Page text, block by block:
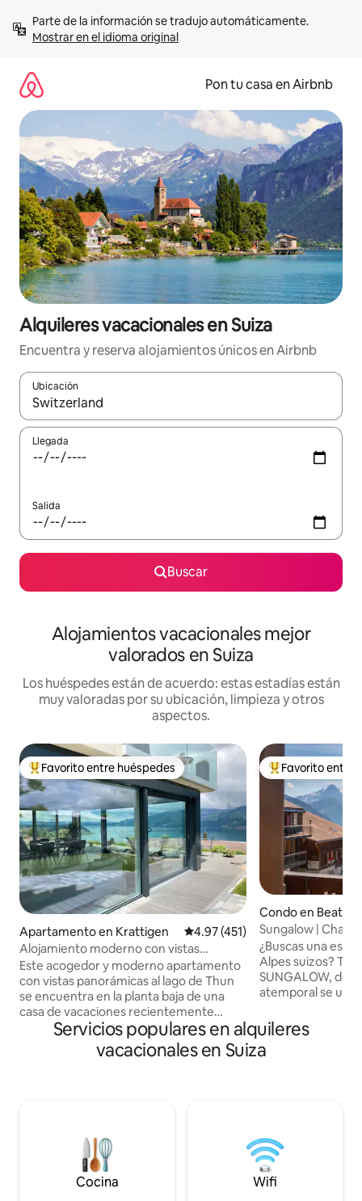
contenidoMostrar en el idioma original
Pon tu casa en Airbnb
Alquileres vacacionales en Suiza
Encuentra y reserva alojamientos únicos en Airbnb
Ubicación
Cuando los resultados estén disponibles, navega con las
Llegada
Salida
Buscar
Alojamientos vacacionales mejor
valorados en Suiza
Los huéspedes están de acuerdo: estas estadías están
muy valoradas por su ubicación, limpieza y otros
aspectos.
Favorito entre huéspedes preferido
Favorito entre huéspedes
Apartamento en Krattigen Calificación promedio: 4.97 de
4.97 (451)
Alojamiento moderno con vistas
panorámicas al lago de Thun
Este acogedor y moderno apartamento
con vistas panorámicas al lago de Thun
se encuentra en la planta baja de una
casa de vacaciones recientemente
renovada. Se encuentra en una zona
tranquila del pueblo y es el punto de
partida para excursiones a montañas y
En los alrededores: estación de
autobuses Krattigen Dorf/Post (4
minutos a pie), tienda del pueblo, campo
de deportes, rutas de senderismo, Thun,
Favorito entre
Favorito entre
Condo en
Sungalow |
vintage-chic
¿Buscas una
Alpes suizos? Te
SUNGALOW,
atemporal se une
disfruta de una
totalmente
espacios de estar
parque infantil en
senderismo y una
compartida.
cubierto gratuito,
Servicios populares en alquileres
vacacionales en Suiza
Cocina Wifi